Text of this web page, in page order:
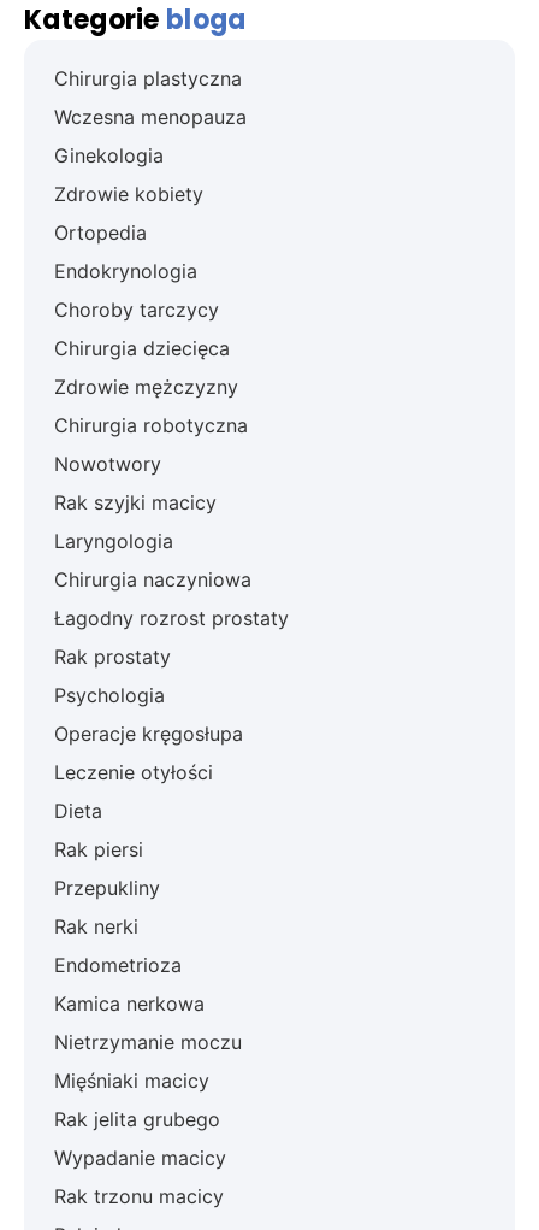
Kategorie bloga
Chirurgia plastyczna
Wczesna menopauza
Ginekologia
Zdrowie kobiety
Ortopedia
Endokrynologia
Choroby tarczycy
Chirurgia dziecięca
Zdrowie mężczyzny
Chirurgia robotyczna
Nowotwory
Rak szyjki macicy
Laryngologia
Chirurgia naczyniowa
Łagodny rozrost prostaty
Rak prostaty
Psychologia
Operacje kręgosłupa
Leczenie otyłości
Dieta
Rak piersi
Przepukliny
Rak nerki
Endometrioza
Kamica nerkowa
Nietrzymanie moczu
Mięśniaki macicy
Rak jelita grubego
Wypadanie macicy
Rak trzonu macicy